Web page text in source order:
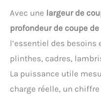
Avec une largeur de
profondeur de coupe
l’essentiel des
plinthes, cadres,
La puissance utile
charge réelle, un